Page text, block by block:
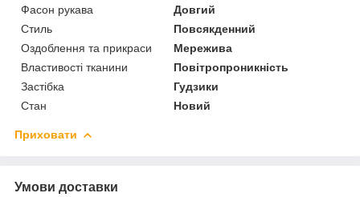
Фасон рукава
Довгий
Стиль
Повсякденний
Оздоблення та прикраси
Мережива
Властивості тканини
Повітропроникність
Застібка
Гудзики
Стан
Новий
Приховати
Умови доставки